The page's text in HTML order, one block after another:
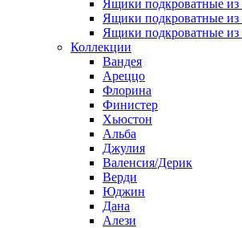
Ящики подкроватные из
Ящики подкроватные из
Ящики подкроватные из
Коллекции
Вандея
Ареццо
Флорина
Финистер
Хьюстон
Альба
Джулия
Валенсия/Дерик
Верди
Юджин
Дана
Алези